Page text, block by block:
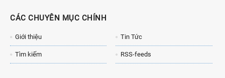
CÁC CHUYÊN MỤC CHÍNH
Giới thiệu Tin Tức
Tìm kiếm RSS-feeds